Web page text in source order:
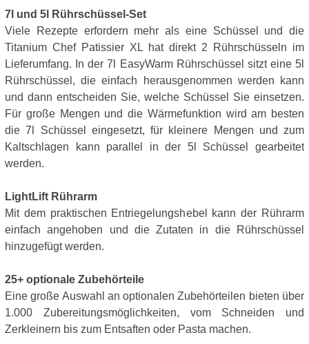
7l und 5l Rührschüssel-Set
Viele Rezepte erfordern mehr als eine Schüssel und die
Titanium Chef Patissier XL hat direkt 2 Rührschüsseln im
Lieferumfang. In der 7l EasyWarm Rührschüssel sitzt eine 5l
Rührschüssel, die einfach herausgenommen werden kann
und dann entscheiden Sie, welche Schüssel Sie einsetzen.
Für große Mengen und die Wärmefunktion wird am besten
die 7l Schüssel eingesetzt, für kleinere Mengen und zum
Kaltschlagen kann parallel in der 5l Schüssel gearbeitet
werden.
LightLift Rührarm
Mit dem praktischen Entriegelungshebel kann der Rührarm
einfach angehoben und die Zutaten in die Rührschüssel
hinzugefügt werden.
25+ optionale Zubehörteile
Eine große Auswahl an optionalen Zubehörteilen bieten über
1.000 Zubereitungsmöglichkeiten, vom Schneiden und
Zerkleinern bis zum Entsaften oder Pasta machen.